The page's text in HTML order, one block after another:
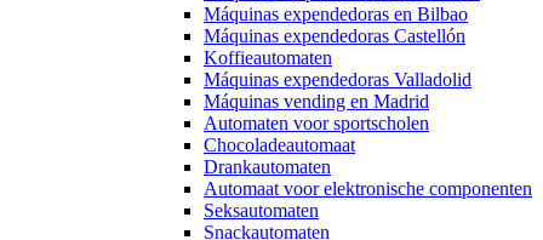
Máquinas expendedoras en Bilbao
Máquinas expendedoras Castellón
Koffieautomaten
Máquinas expendedoras Valladolid
Máquinas vending en Madrid
Automaten voor sportscholen
Chocoladeautomaat
Drankautomaten
Automaat voor elektronische componenten
Seksautomaten
Snackautomaten